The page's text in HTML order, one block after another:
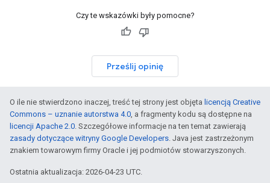
Czy te wskazówki były pomocne?
Prześlij opinię
O ile nie stwierdzono inaczej, treść tej strony jest objęta licencją Creative
Commons – uznanie autorstwa 4.0 , a fragmenty kodu są dostępne na
licencji Apache 2.0 . Szczegółowe informacje na ten temat zawierają
zasady dotyczące witryny Google Developers . Java jest zastrzeżonym
znakiem towarowym firmy Oracle i jej podmiotów stowarzyszonych.
Ostatnia aktualizacja: 2026-04-23 UTC.